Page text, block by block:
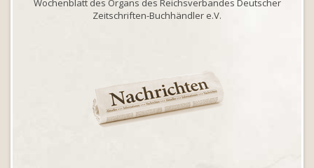
Wochenblatt des Organs des Reichsverbandes Deutscher
Zeitschriften-Buchhändler e.V.